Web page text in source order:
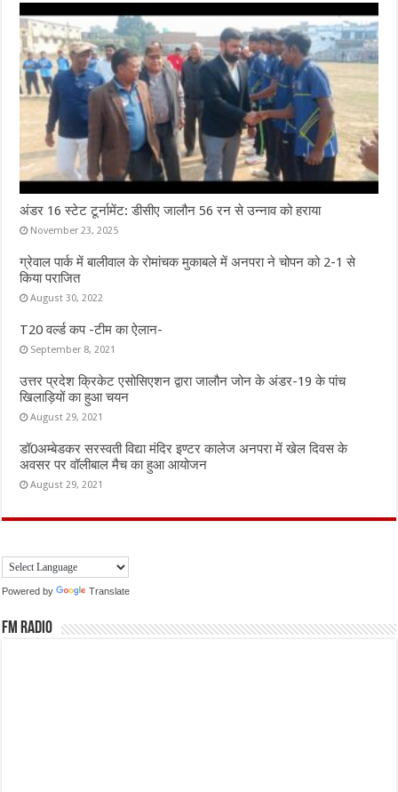
अंडर 16 स्टेट टूर्नामेंट: डीसीए जालौन 56 रन से उन्नाव को हराया
November 23, 2025
ग्रेवाल पार्क में बालीवाल के रोमांचक मुकाबले में अनपरा ने चोपन को 2-1 से
किया पराजित
August 30, 2022
T20 वर्ल्ड कप -टीम का ऐलान-
September 8, 2021
उत्तर प्रदेश क्रिकेट एसोसिएशन द्वारा जालौन जोन के अंडर-19 के पांच
खिलाड़ियों का हुआ चयन
August 29, 2021
डॉ0अम्बेडकर सरस्वती विद्या मंदिर इण्टर कालेज अनपरा में खेल दिवस के
अवसर पर वॉलीबाल मैच का हुआ आयोजन
August 29, 2021
Powered by Translate
FM Radio